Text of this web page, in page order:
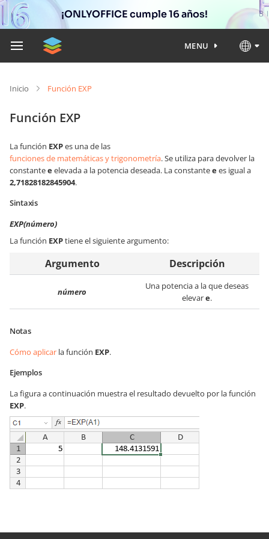
¡ONLYOFFICE cumple 16 años!
MENU
Inicio Función EXP
Función EXP
La función EXPes una de las
funciones de matemáticas y trigonometría. Se utiliza para devolver la
constanteeelevada a la potencia deseada. La constanteees igual a
2,71828182845904.
Sintaxis
EXP(número)
La función EXPtiene el siguiente argumento:
Argumento Descripción
número
Una potencia a la que deseas
elevare.
Notas
Cómo aplicar la función EXP.
Ejemplos
La figura a continuación muestra el resultado devuelto por la función
EXP.